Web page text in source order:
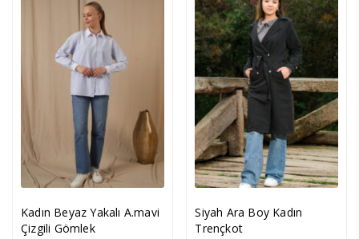
Kadın Beyaz Yakalı A.mavi
Çizgili Gömlek
Siyah Ara Boy Kadın
Trençkot